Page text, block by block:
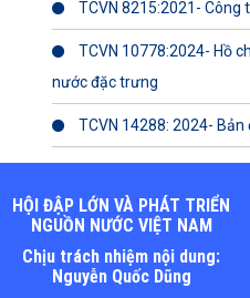
TCVN 8215:2021-
TCVN 10778:2024- Hồ
nước đặc trưng
TCVN 14288: 2024-
HỘI ĐẬP LỚN VÀ PHÁT TRIỂN
NGUỒN NƯỚC VIỆT NAM
Chịu trách nhiệm nội dung:
Nguyễn Quốc Dũng